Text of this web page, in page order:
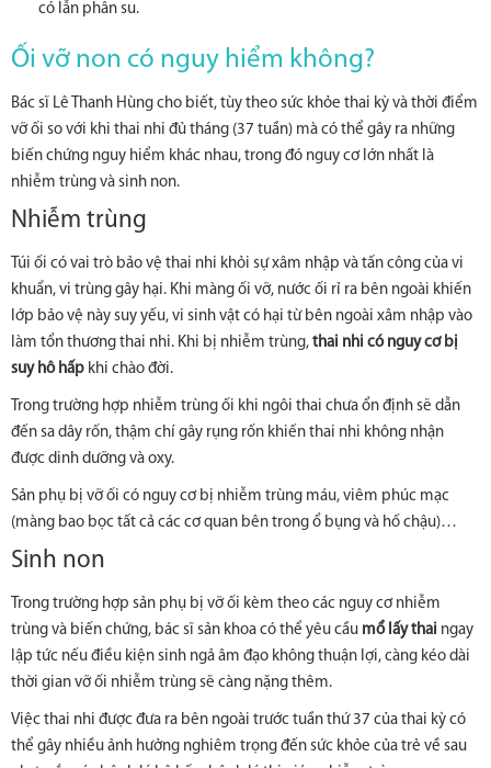
có lẫn phân su.
Ối vỡ non có nguy hiểm không?
Bác sĩ Lê Thanh Hùng cho biết, tùy theo sức khỏe thai kỳ và thời điểm
vỡ ối so với khi thai nhi đủ tháng (37 tuần) mà có thể gây ra những
biến chứng nguy hiểm khác nhau, trong đó nguy cơ lớn nhất là
nhiễm trùng và sinh non.
Nhiễm trùng
Túi ối có vai trò bảo vệ thai nhi khỏi sự xâm nhập và tấn công của vi
khuẩn, vi trùng gây hại. Khi màng ối vỡ, nước ối rỉ ra bên ngoài khiến
lớp bảo vệ này suy yếu, vi sinh vật có hại từ bên ngoài xâm nhập vào
làm tổn thương thai nhi. Khi bị nhiễm trùng, thai nhi có nguy cơ bị
suy hô hấp khi chào đời.
Trong trường hợp nhiễm trùng ối khi ngôi thai chưa ổn định sẽ dẫn
đến sa dây rốn, thậm chí gây rụng rốn khiến thai nhi không nhận
được dinh dưỡng và oxy.
Sản phụ bị vỡ ối có nguy cơ bị nhiễm trùng máu, viêm phúc mạc
(màng bao bọc tất cả các cơ quan bên trong ổ bụng và hố chậu)…
Sinh non
Trong trường hợp sản phụ bị vỡ ối kèm theo các nguy cơ nhiễm
trùng và biến chứng, bác sĩ sản khoa có thể yêu cầu mổ lấy thai ngay
lập tức nếu điều kiện sinh ngả âm đạo không thuận lợi, càng kéo dài
thời gian vỡ ối nhiễm trùng sẽ càng nặng thêm.
Việc thai nhi được đưa ra bên ngoài trước tuần thứ 37 của thai kỳ có
thể gây nhiều ảnh hưởng nghiêm trọng đến sức khỏe của trẻ về sau